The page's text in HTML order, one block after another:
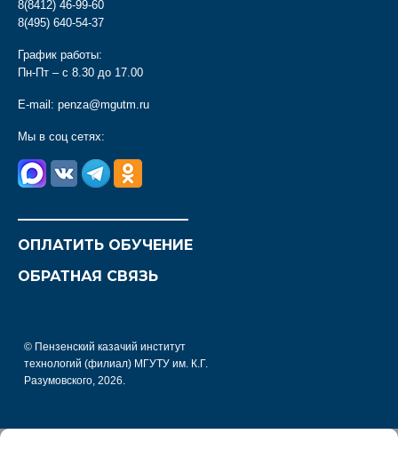
8(8412) 46-99-60
8(495) 640-54-37
График работы:
Пн-Пт – с 8.30 до 17.00
E-mail: penza@mgutm.ru
Мы в соц сетях:
ОПЛАТИТЬ ОБУЧЕНИЕ
ОБРАТНАЯ СВЯЗЬ
© Пензенский казачий институт
технологий (филиал) МГУТУ им. К.Г.
Разумовского, 2026.